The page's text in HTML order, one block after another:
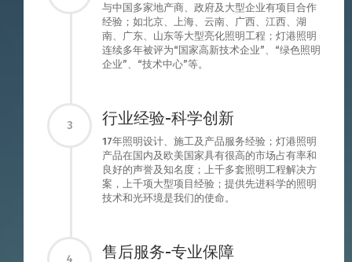
与中国多家地产商、政府及大型企业有项目合作
经验；如北京、上海、云南、广西、江西、湖
南、广东、山东等大型亮化照明工程；灯港照明
连续多年被评为“国家高新技术企业”、“绿色照明
企业”、“技术中心”等。
3 行业经验-科学创新
17年照明设计、施工及产品服务经验；灯港照明
产品在国内及欧美国家具有很高的市场占有率和
良好的声誉及知名度；上千多套照明工程解决方
案，上千项大型项目经验；提供先进科学的照明
技术和光环境是我们的使命。
4 售后服务-专业保障